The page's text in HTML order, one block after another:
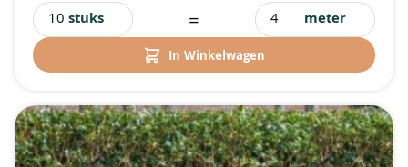
stuks = meter
In Winkelwagen